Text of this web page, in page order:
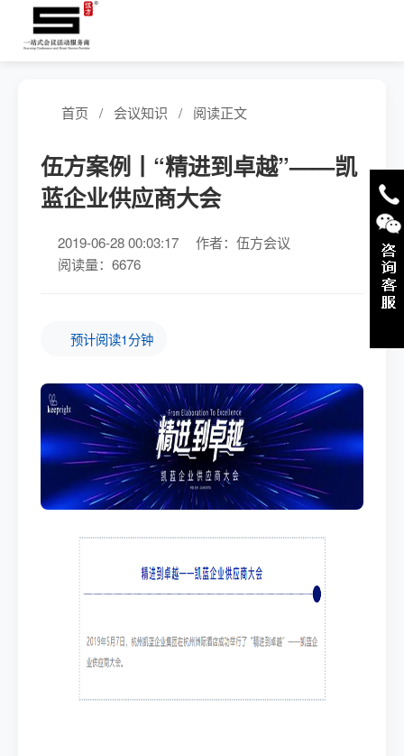
首页 / 会议知识 / 阅读正文
伍方案例丨“精进到卓越”——凯
蓝企业供应商大会
2019-06-28 00:03:17
作者：伍方会议
阅读量：6676
预计阅读1分钟